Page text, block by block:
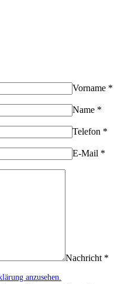
Vorname *
Name *
Telefon *
E-Mail *
Nachricht *
anzusehen.